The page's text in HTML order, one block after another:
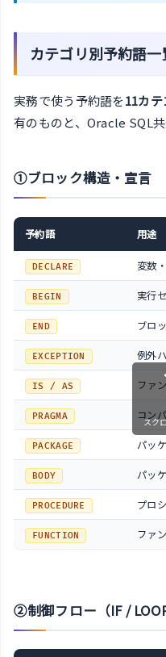
カテゴリ別予約語一
実務で使う予約語を11カテ
有のものと、Oracle SQL
①ブロック構造・宣言
予約語 用途
DECLARE 変数
BEGIN 実行
END ブロ
EXCEPTION 例外
IS / AS ファ
PRAGMA コン
PACKAGE パッ
BODY パッ
PROCEDURE プロ
FUNCTION ファ
スク
②制御フロー（IF / LOOP